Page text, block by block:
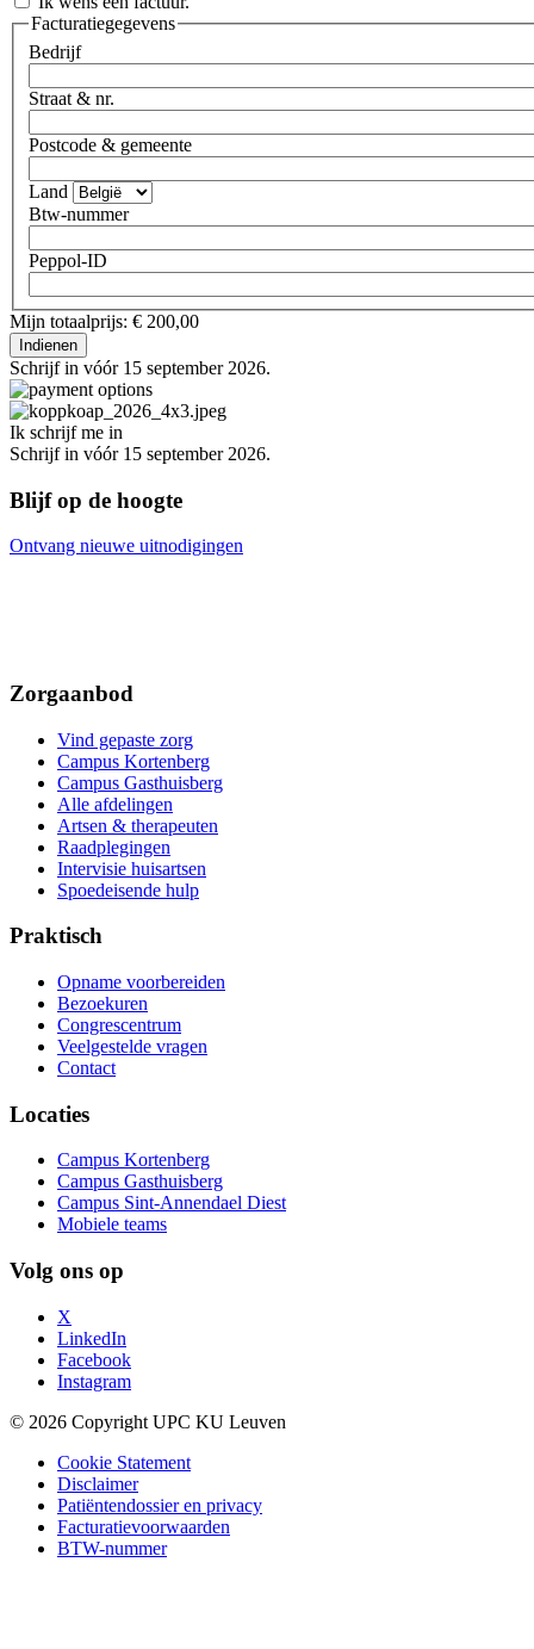
Facturatiegegevens
Bedrijf
Straat & nr.
Postcode & gemeente
Land
Btw-nummer
Peppol-ID
Mijn totaalprijs: € 200,00
Schrijf in vóór 15 september 2026.
Ik schrijf me in
Schrijf in vóór 15 september 2026.
Blijf op de hoogte
Ontvang nieuwe uitnodigingen
Zorgaanbod
Vind gepaste zorg
Campus Kortenberg
Campus Gasthuisberg
Alle afdelingen
Artsen & therapeuten
Raadplegingen
Intervisie huisartsen
Spoedeisende hulp
Praktisch
Opname voorbereiden
Bezoekuren
Congrescentrum
Veelgestelde vragen
Contact
Locaties
Campus Kortenberg
Campus Gasthuisberg
Campus Sint-Annendael Diest
Mobiele teams
Volg ons op
X
LinkedIn
Facebook
Instagram
© 2026 Copyright UPC KU Leuven
Cookie Statement
Disclaimer
Patiëntendossier en privacy
Facturatievoorwaarden
BTW-nummer